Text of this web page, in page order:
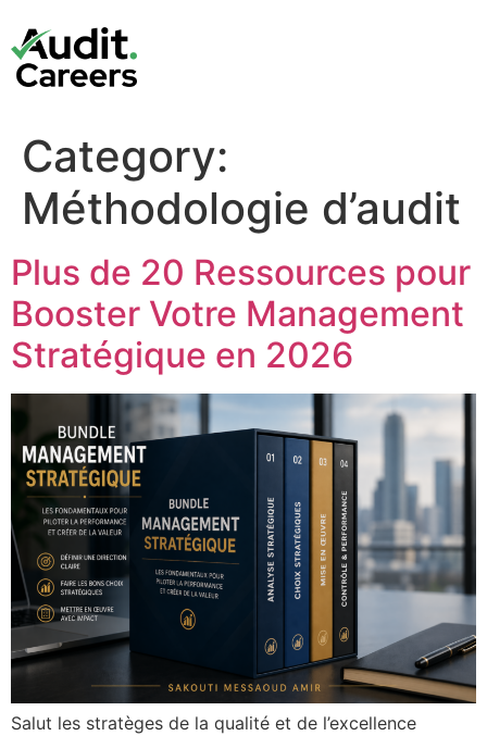
Category:
Méthodologie d’audit
Plus de 20 Ressources pour
Booster Votre Management
Stratégique en 2026
Salut les stratèges de la qualité et de l’excellence